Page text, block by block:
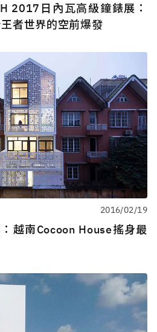
2017日內瓦高級鐘錶展：
者世界的空前爆發
2016/02/19
越南Cocoon House搖身最